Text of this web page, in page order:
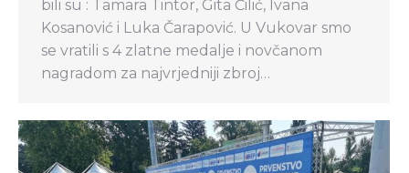
bili su : Tamara Tintor, Gita Čilić, Ivana
Kosanović i Luka Čarapović. U Vukovar smo
se vratili s 4 zlatne medalje i novčanom
nagradom za najvrjedniji zbroj…